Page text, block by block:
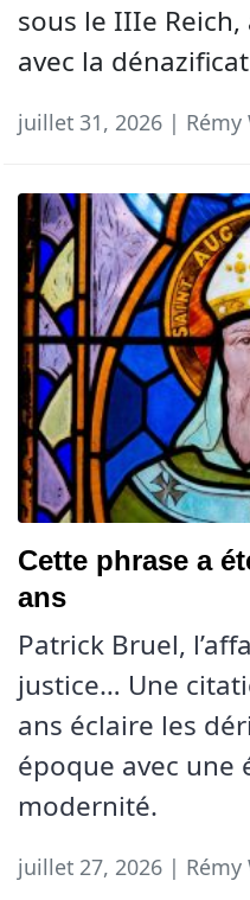
sous le IIIe
avec la
juillet 31, 2026 | Rémy
Cette phrase a
ans
Patrick Bruel,
justice… Une
ans éclaire les
époque avec une
modernité.
juillet 27, 2026 | Rémy